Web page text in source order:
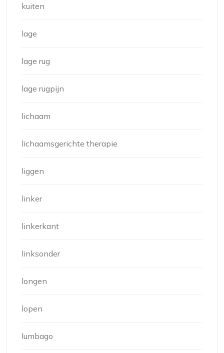
kuiten
lage
lage rug
lage rugpijn
lichaam
lichaamsgerichte therapie
liggen
linker
linkerkant
linksonder
longen
lopen
lumbago